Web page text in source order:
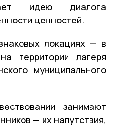
идею диалога
ценностей.
локациях — в
территории лагеря
муниципального
занимают
— их напутствия,